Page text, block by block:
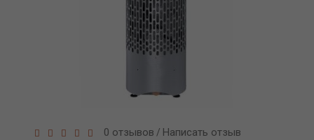
0 отзывов / Написать отзыв